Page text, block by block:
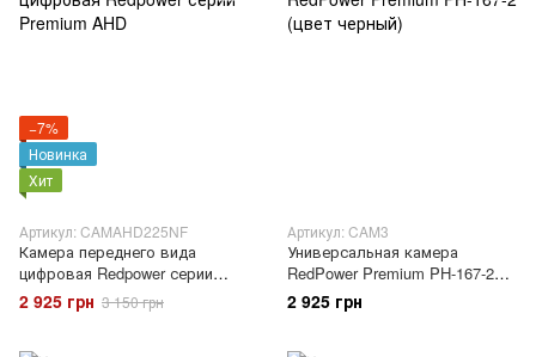
−7%
Новинка
Хит
Артикул: CAMAHD225NF
Камера переднего вида
цифровая Redpower серии
Premium AHD
2 925 грн 3 150 грн
Артикул: CAM3
Универсальная камера
RedPower Premium PH-167-2
(цвет черный)
2 925 грн